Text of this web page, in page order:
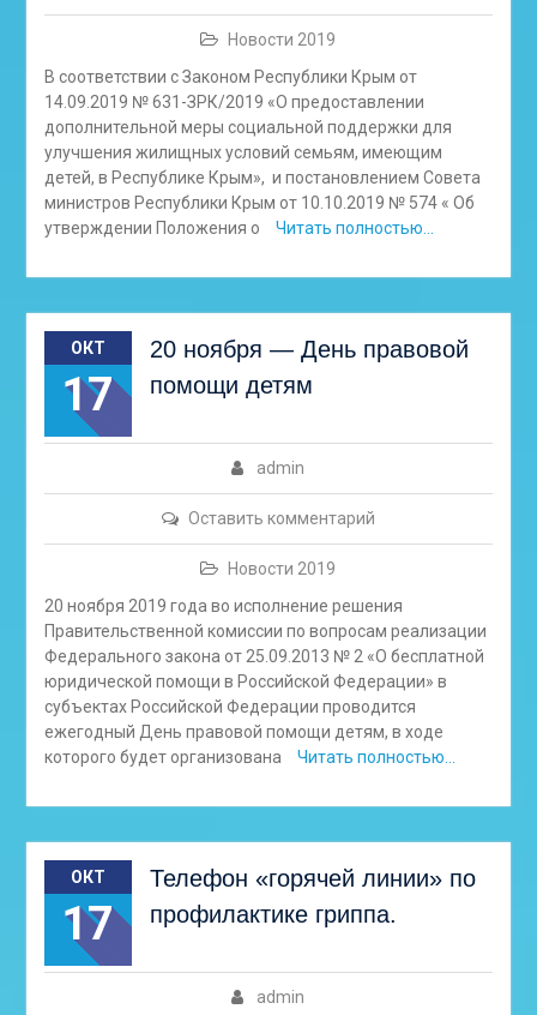
Новости 2019
В соответствии с Законом Республики Крым от
14.09.2019 № 631-ЗРК/2019 «О предоставлении
дополнительной меры социальной поддержки для
улучшения жилищных условий семьям, имеющим
детей, в Республике Крым», и постановлением Совета
министров Республики Крым от 10.10.2019 № 574 « Об
утверждении Положения о
Читать полностью…
ОКТ
17
20 ноября — День правовой
помощи детям
admin
Оставить комментарий
Новости 2019
20 ноября 2019 года во исполнение решения
Правительственной комиссии по вопросам реализации
Федерального закона от 25.09.2013 № 2 «О бесплатной
юридической помощи в Российской Федерации» в
субъектах Российской Федерации проводится
ежегодный День правовой помощи детям, в ходе
которого будет организована
Читать полностью…
ОКТ
17
Телефон «горячей линии» по
профилактике гриппа.
admin